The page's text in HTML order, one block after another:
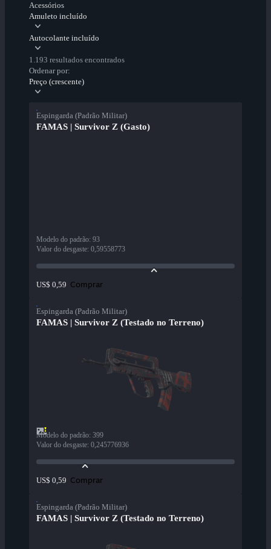
Acessórios
Amuleto incluído
Autocolante incluído
1.193 resultados encontrados
Ordenar por:
Preço (crescente)
Espingarda (Padrão Militar)
FAMAS | Survivor Z (Gasto)
Modelo do padrão: 93
Valor do desgaste: 0,59558773
US$ 0,59 Comprar
Espingarda (Padrão Militar)
FAMAS | Survivor Z (Testado no Terreno)
Modelo do padrão: 399
Valor do desgaste: 0,245776936
US$ 0,59 Comprar
Espingarda (Padrão Militar)
FAMAS | Survivor Z (Testado no Terreno)